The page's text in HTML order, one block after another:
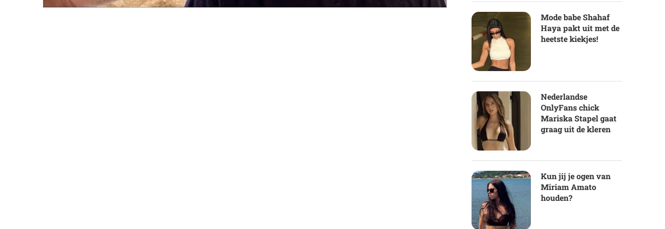
Mode babe Shahaf
Haya pakt uit met de
heetste kiekjes!
Nederlandse
OnlyFans chick
Mariska Stapel gaat
graag uit de kleren
Kun jij je ogen van
Miriam Amato
houden?